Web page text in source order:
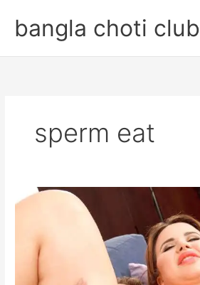
contentbangla choti club
sperm eat